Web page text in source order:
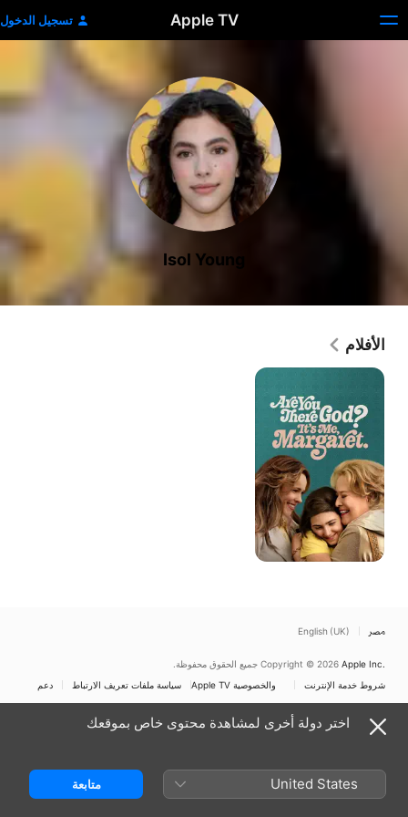
Apple TV تسجيل الدخول
Isol Young
الأفلام
إلهي
تسمعني؟
مارجريت
مصر English (UK)
Copyright © 2026 Apple Inc.
جميع الحقوق محفوظة.
شروط خدمة الإنترنت
Apple TV والخصوصية سياسة ملفات تعريف الارتباط دعم
اختر دولة أخرى لمشاهدة محتوى خاص بموقعك
United States متابعة